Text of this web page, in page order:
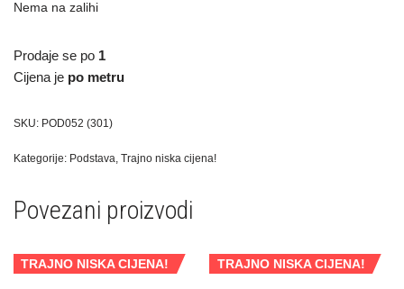
Nema na zalihi
Prodaje se po 1
Cijena je po metru
SKU: POD052 (301)
Kategorije: Podstava, Trajno niska cijena!
Povezani proizvodi
TRAJNO NISKA CIJENA! TRAJNO NISKA CIJENA!